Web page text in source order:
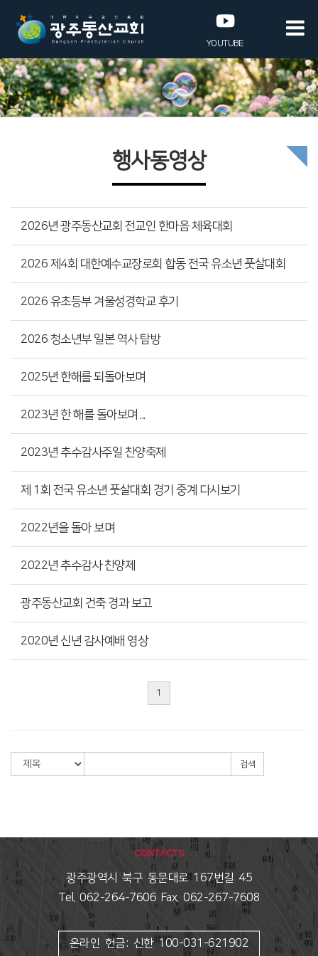
YOUTUBE
행사동영상
2026년 광주동산교회 전교인 한마음 체육대회
2026 제4회 대한예수교장로회 합동 전국 유소년 풋살대회
2026 유초등부 겨울성경학교 후기
2026 청소년부 일본 역사 탐방
2025년 한해를 되돌아보며
2023년 한 해를 돌아보며 ...
2023년 추수감사주일 찬양축제
제 1회 전국 유소년 풋살대회 경기 중계 다시보기
2022년을 돌아 보며
2022년 추수감사 찬양제
광주동산교회 건축 경과 보고
2020년 신년 감사예배 영상
1
검색
CONTACTS
광주광역시 북구 동문대로 167번길 45
Tel. 062-264-7606 Fax. 062-267-7608
온라인 헌금: 신한 100-031-621902